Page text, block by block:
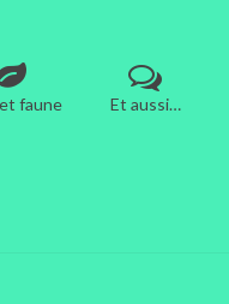
faune Et aussi…